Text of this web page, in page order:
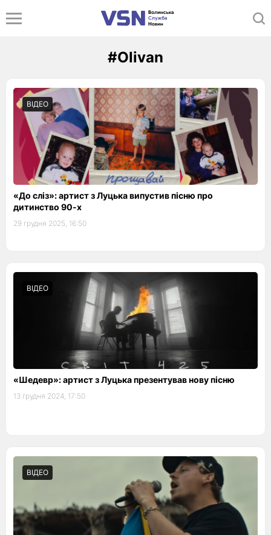
#Olivan
ВІДЕО
«До сліз»: артист з Луцька випустив пісню про
дитинство 90-х
29 грудня 2025, 16:50
ВІДЕО
«Шедевр»: артист з Луцька презентував нову пісню
13 грудня 2024, 17:50
ВІДЕО